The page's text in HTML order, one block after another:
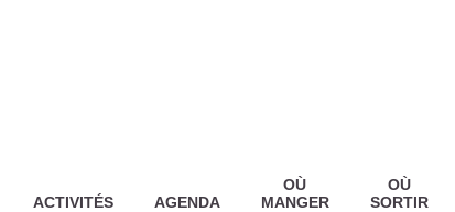
ACTIVITÉS AGENDA
OÙ
MANGER
OÙ
SORTIR